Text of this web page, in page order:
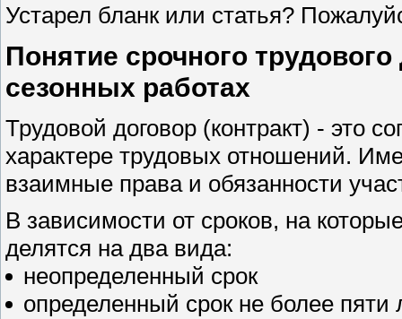
Устарел бланк или статья?
Понятие срочного
сезонных работах
Трудовой договор (контракт) - это
характере трудовых отношений.
взаимные права и обязанности
В зависимости от сроков, на
делятся на два вида:
неопределенный срок
определенный срок не более пяти